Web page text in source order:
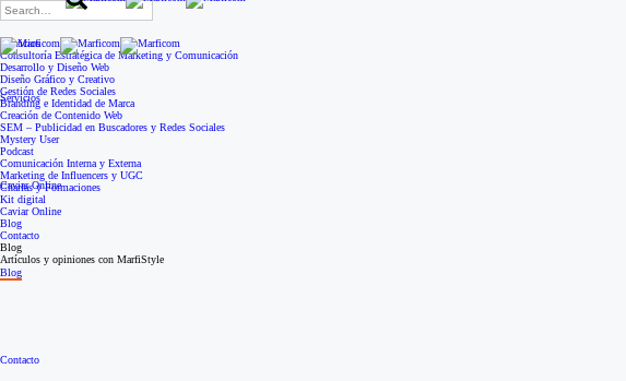
Search
for:
Servicios
Caviar Online
Blog
Contacto
Servicios
Consultoría Estratégica de Marketing y Comunicación
Desarrollo y Diseño Web
Diseño Gráfico y Creativo
Gestión de Redes Sociales
Branding e Identidad de Marca
Creación de Contenido Web
SEM – Publicidad en Buscadores y Redes Sociales
Mystery User
Podcast
Comunicación Interna y Externa
Marketing de Influencers y UGC
Charlas y Formaciones
Kit digital
Caviar Online
Blog
Contacto
Blog
Artículos y opiniones con MarfiStyle